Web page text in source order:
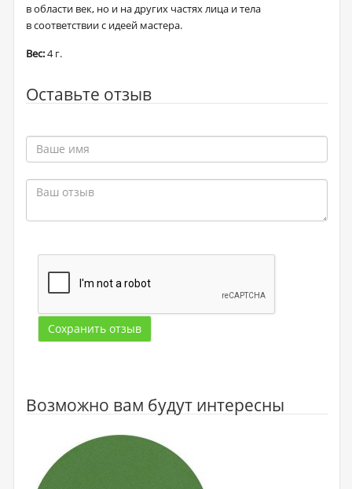
в области век, но и на других частях лица и тела
в соответствии с идеей мастера.
Вес:4 г.
Оставьте отзыв
Сохранить отзыв
Возможно вам будут интересны